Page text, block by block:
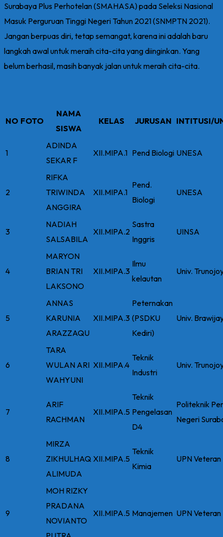
Surabaya Plus Perhotelan (SMAHASA) pada Seleksi Nasional
Masuk Perguruan Tinggi Negeri Tahun 2021 (SNMPTN 2021).
Jangan berpuas diri, tetap semangat, karena ini adalah baru
langkah awal untuk meraih cita-cita yang diinginkan. Yang
belum berhasil, masih banyak jalan untuk meraih cita-cita.
NO FOTO
NAMA
SISWA
KELAS JURUSAN INTITUSI/
1
ADINDA
SEKAR F
XII.MIPA.1 Pend Biologi UNESA
2
RIFKA
TRIWINDA
ANGGIRA
XII.MIPA.1
Pend.
Biologi
UNESA
3
NADIAH
SALSABILA
XII.MIPA.2
Sastra
Inggris
UINSA
4
MARYON
BRIAN TRI
LAKSONO
XII.MIPA.3
Ilmu
kelautan
Univ.
5
ANNAS
KARUNIA
ARAZZAQU
XII.MIPA.3
Peternakan
(PSDKU
Kediri)
Univ.
6
TARA
WULAN ARI
WAHYUNI
XII.MIPA.4
Teknik
Industri
Univ.
7
ARIF
RACHMAN
XII.MIPA.5
Teknik
Pengelasan
D4
Politeknik
Negeri
8
MIRZA
ZIKHULHAQ
ALIMUDA
XII.MIPA.5
Teknik
Kimia
UPN
9
MOH RIZKY
PRADANA
NOVIANTO
XII.MIPA.5 Manajemen UPN